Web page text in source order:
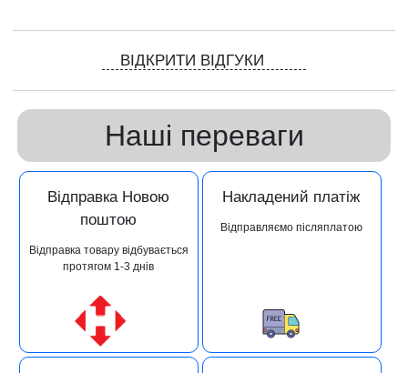
ВІДКРИТИ ВІДГУКИ
Наші переваги
Відправка Новою
поштою
Відправка товару відбувається
протягом 1-3 днів
Накладений платіж
Відправляємо післяплатою